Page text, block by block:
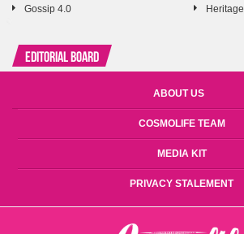
Gossip 4.0
Heritage
Editorial Board
ABOUT US
COSMOLIFE TEAM
MEDIA KIT
PRIVACY STALEMENT